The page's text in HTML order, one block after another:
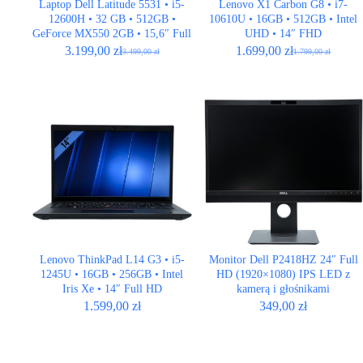
Laptop Dell Latitude 5531 • i5-
12600H • 32 GB • 512GB •
GeForce MX550 2GB • 15,6″ Full
HD • LTE3.499,00zł
Pierwotna
3.199,00 zł
Aktualna
Lenovo X1 Carbon G8 • i7-
10610U • 16GB • 512GB • Intel
UHD • 14″ FHD
1.799,00zł
Pierwotna
1.799,00 zł.
1.699,00zł
Aktualna
1.699,00 zł.
Lenovo ThinkPad L14 G3 • i5-
1245U • 16GB • 256GB • Intel
Iris Xe • 14″ Full HD
1.599,00 zł
Monitor Dell P2418HZ 24″ Full
HD (1920×1080) IPS LED z
kamerą i głośnikami
349,00zł